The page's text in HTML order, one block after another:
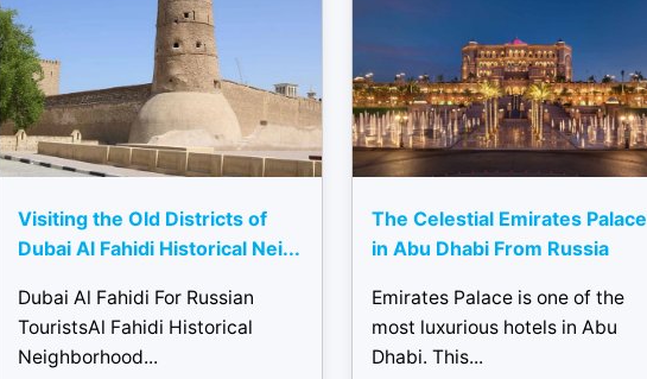
Visiting the Old Districts of
Dubai Al Fahidi Historical Nei...
Dubai Al Fahidi For Russian
TouristsAl Fahidi Historical
Neighborhood...
The Celestial Emirates Palace
in Abu Dhabi From Russia
Emirates Palace is one of the
most luxurious hotels in Abu
Dhabi. This...